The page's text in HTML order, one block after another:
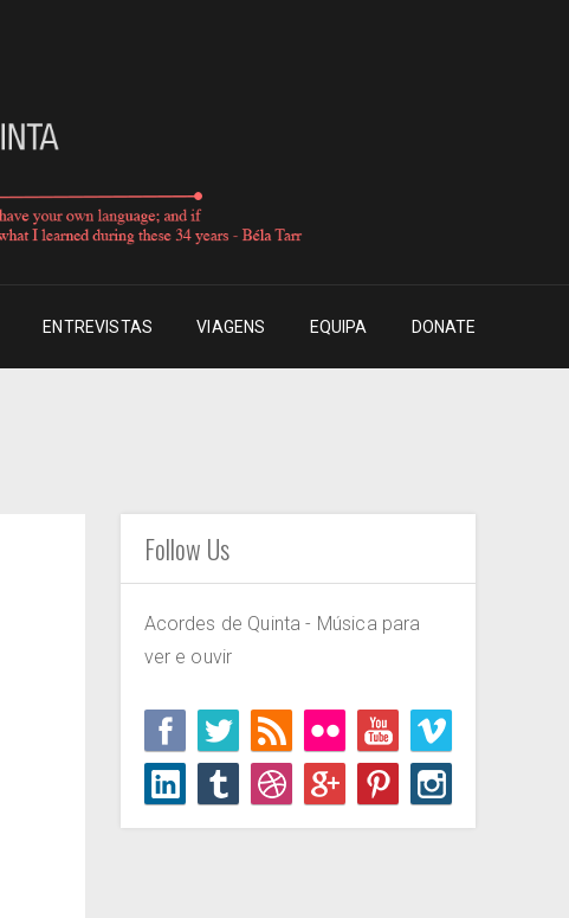
ENTREVISTAS VIAGENS EQUIPA DONATE
Follow Us
Acordes de Quinta - Música para
ver e ouvir